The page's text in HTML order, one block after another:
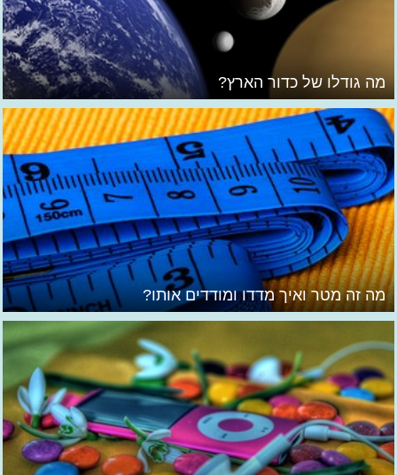
מה גודלו של כדור הארץ?
מה זה מטר ואיך מדדו ומודדים אותו?